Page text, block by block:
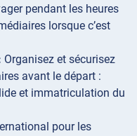
pendant les heures
lorsque c’est
Organisez et sécurisez
avant le départ :
et immatriculation du
pour les